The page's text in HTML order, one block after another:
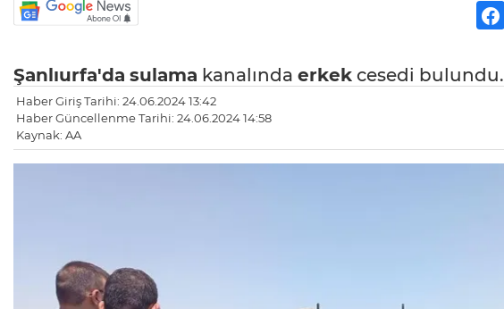
Şanlıurfa'da sulama kanalında erkek cesedi bulundu.
Haber Giriş Tarihi: 24.06.2024 13:42
Haber Güncellenme Tarihi: 24.06.2024 14:58
Kaynak: AA